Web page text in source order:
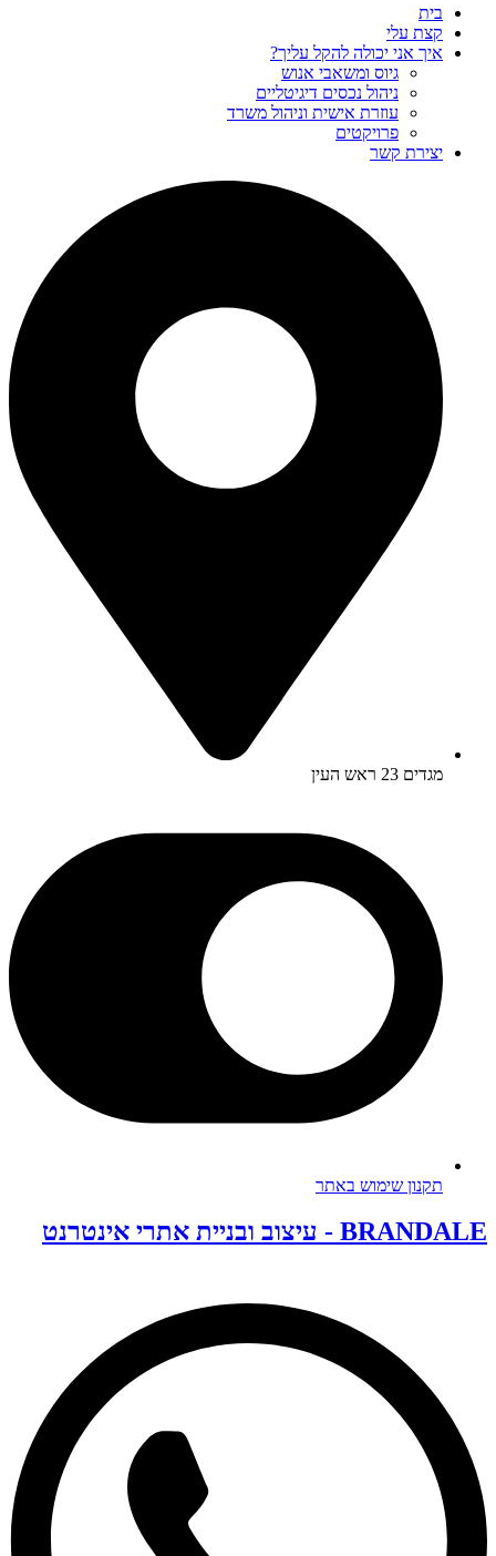
בית
קצת עלי
איך אני יכולה להקל עליך?
גיוס ומשאבי אנוש
ניהול נכסים דיגיטליים
עוזרת אישית וניהול משרד
פרויקטים
יצירת קשר
מגדים 23 ראש העין
תקנון שימוש באתר
BRANDALE - עיצוב ובניית אתרי אינטרנט